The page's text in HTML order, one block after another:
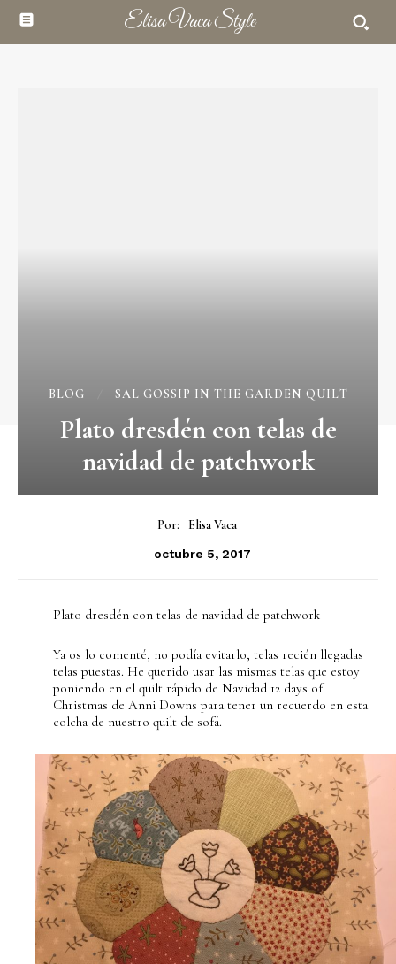
Elisa Vaca Style
BLOG SAL GOSSIP IN THE GARDEN QUILT
Plato dresdén con telas de
navidad de patchwork
Por: Elisa Vaca
octubre 5, 2017
Plato dresdén con telas de navidad de patchwork
Ya os lo comenté, no podía evitarlo, telas recién llegadas
telas puestas. He querido usar las mismas telas que estoy
poniendo en el quilt rápido de Navidad 12 days of
Christmas de Anni Downs para tener un recuerdo en esta
colcha de nuestro quilt de sofá.